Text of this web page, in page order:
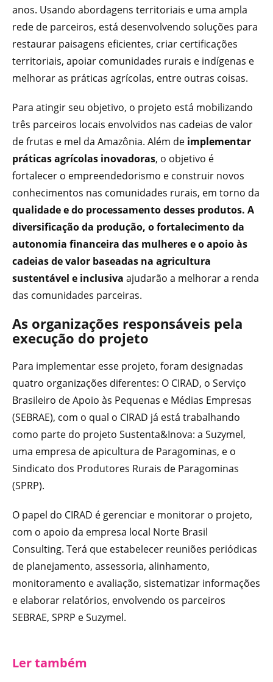
Ler também
anos. Usando abordagens territoriais e uma ampla
rede de parceiros, está desenvolvendo soluções para
restaurar paisagens eficientes, criar certificações
territoriais, apoiar comunidades rurais e indígenas e
melhorar as práticas agrícolas, entre outras coisas.
Para atingir seu objetivo, o projeto está mobilizando
três parceiros locais envolvidos nas cadeias de valor
de frutas e mel da Amazônia. Além de implementar
práticas agrícolas inovadoras, o objetivo é
fortalecer o empreendedorismo e construir novos
conhecimentos nas comunidades rurais, em torno da
qualidade e do processamento desses produtos. A
diversificação da produção, o fortalecimento da
autonomia financeira das mulheres e o apoio às
cadeias de valor baseadas na agricultura
sustentável e inclusiva ajudarão a melhorar a renda
das comunidades parceiras.
As organizações responsáveis pela
execução do projeto
Para implementar esse projeto, foram designadas
quatro organizações diferentes: O CIRAD, o Serviço
Brasileiro de Apoio às Pequenas e Médias Empresas
(SEBRAE), com o qual o CIRAD já está trabalhando
como parte do projeto Sustenta&Inova: a Suzymel,
uma empresa de apicultura de Paragominas, e o
Sindicato dos Produtores Rurais de Paragominas
(SPRP).
O papel do CIRAD é gerenciar e monitorar o projeto,
com o apoio da empresa local Norte Brasil
Consulting. Terá que estabelecer reuniões periódicas
de planejamento, assessoria, alinhamento,
monitoramento e avaliação, sistematizar informações
e elaborar relatórios, envolvendo os parceiros
SEBRAE, SPRP e Suzymel.